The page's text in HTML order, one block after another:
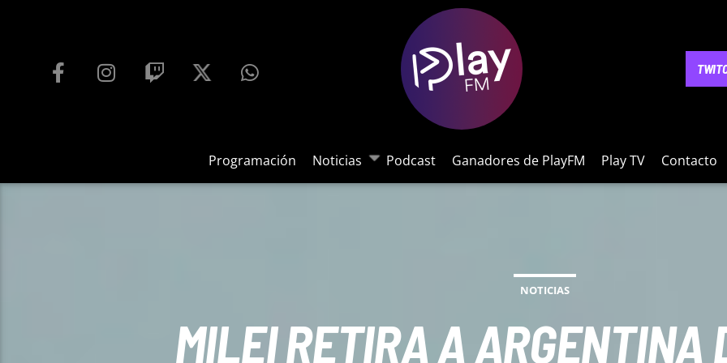
Programación Noticias Podcast Ganadores de PlayFM Play TV Contacto
NOTICIAS
NOTICIAS
MILEI RETIRA A ARGENTINA